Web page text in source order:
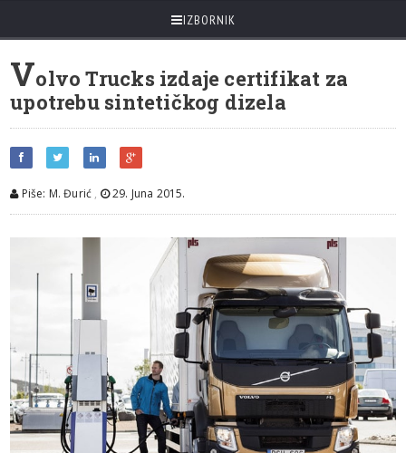
IZBORNIK
Volvo Trucks izdaje certifikat za
upotrebu sintetičkog dizela
Piše: M. Đurić , 29. Juna 2015.